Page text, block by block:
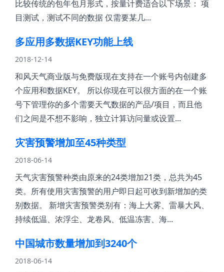
比较传统的包年包月形式，按量计费适合以下场景： 项
目测试，测试不同的数据 仅需要某几...
多应用多数据KEY功能上线
2018-12-14
和风天气商业版与免费版现在支持在一个账号内创建多
个应用和数据KEY。 所以你现在可以很方面的在一个账
号下管理你的多个需要天气数据的产品/项目，而且他
们之间是不想不影响，独立计算访问量或设置...
灾害预警增加至45种类型
2018-06-14
天气灾害预警种类由原来的24类增加21类，总共为45
类。所有使用灾害预警的用户即日起可收到新增加的类
别数据。 新增灾害预警类别有：海上大雾、雷暴大风、
持续低温、浓浮尘、龙卷风、低温冻害、海...
中国城市数量增加到3240个
2018-06-14